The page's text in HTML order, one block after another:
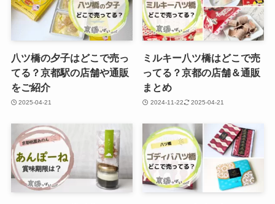
八ツ橋の夕子はどこで売っ
てる？京都駅の店舗や通販
をご紹介
2025-04-21
ミルキー八ツ橋はどこで売
ってる？京都の店舗＆通販
まとめ
2024-11-22 2025-04-21